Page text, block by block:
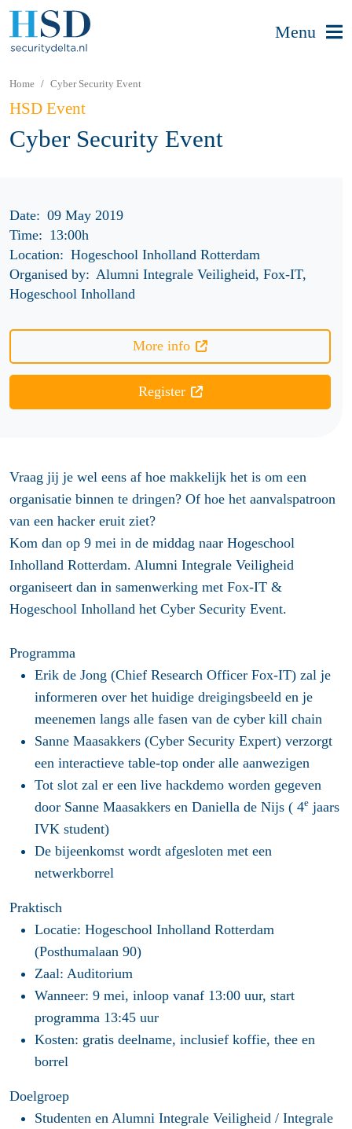
Menu
Home Cyber Security Event
HSD Event
Cyber Security Event
Date: 09 May 2019
Time: 13:00h
Location: Hogeschool Inholland Rotterdam
Organised by: Alumni Integrale Veiligheid, Fox-IT,
Hogeschool Inholland
More info
Register
Vraag jij je wel eens af hoe makkelijk het is om een
organisatie binnen te dringen? Of hoe het aanvalspatroon
van een hacker eruit ziet?
Kom dan op 9 mei in de middag naar Hogeschool
Inholland Rotterdam. Alumni Integrale Veiligheid
organiseert dan in samenwerking met Fox-IT &
Hogeschool Inholland het Cyber Security Event.
Programma
Erik de Jong (Chief Research Officer Fox-IT) zal je
informeren over het huidige dreigingsbeeld en je
meenemen langs alle fasen van de cyber kill chain
Sanne Maasakkers (Cyber Security Expert) verzorgt
een interactieve table-top onder alle aanwezigen
Tot slot zal er een live hackdemo worden gegeven
door Sanne Maasakkers en Daniella de Nijs ( 4e jaars
IVK student)
De bijeenkomst wordt afgesloten met een
netwerkborrel
Praktisch
Locatie: Hogeschool Inholland Rotterdam
(Posthumalaan 90)
Zaal: Auditorium
Wanneer: 9 mei, inloop vanaf 13:00 uur, start
programma 13:45 uur
Kosten: gratis deelname, inclusief koffie, thee en
borrel
Doelgroep
Studenten en Alumni Integrale Veiligheid / Integrale